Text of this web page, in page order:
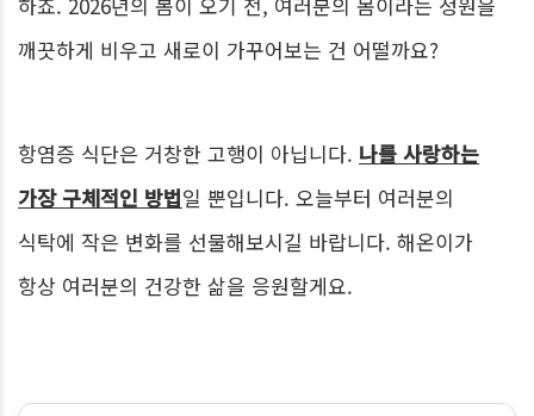
깨끗하게 비우고 새로이 가꾸어보는 건 어떨까요?
항염증 식단은 거창한 고행이 아닙니다. 나를 사랑하는
가장 구체적인 방법일 뿐입니다. 오늘부터 여러분의
식탁에 작은 변화를 선물해보시길 바랍니다. 해온이가
항상 여러분의 건강한 삶을 응원할게요.